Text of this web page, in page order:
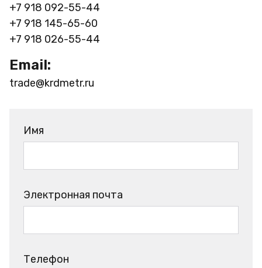
+7 918 092-55-44
+7 918 145-65-60
+7 918 026-55-44
Email:
trade@krdmetr.ru
Имя
Электронная почта
Телефон